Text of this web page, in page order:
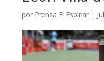
por Prensa El Espinar|